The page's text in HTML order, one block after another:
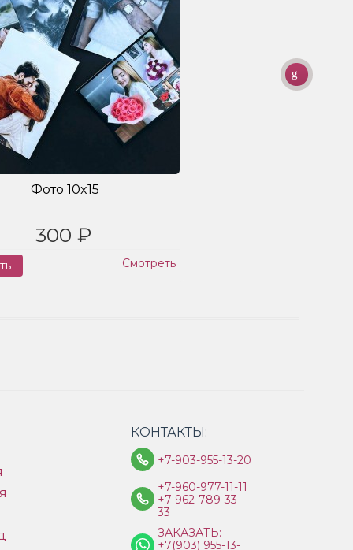
Фото 10x15
300 ₽
Смотреть
КОНТАКТЫ:
+7-903-955-13-20
+7-960-977-11-11
+7-962-789-33-
33
ЗАКАЗАТЬ:
+7(903) 955-13-